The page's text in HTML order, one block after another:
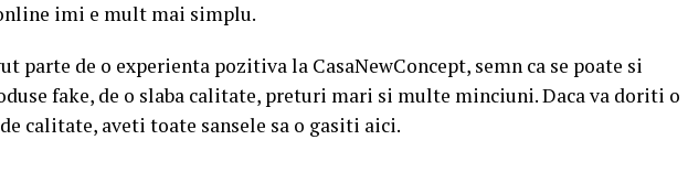
imi e mult mai simplu.
parte de o experienta pozitiva la CasaNewConcept, semn ca se poate si
fake, de o slaba calitate, preturi mari si multe minciuni. Daca va doriti o
calitate, aveti toate sansele sa o gasiti aici.